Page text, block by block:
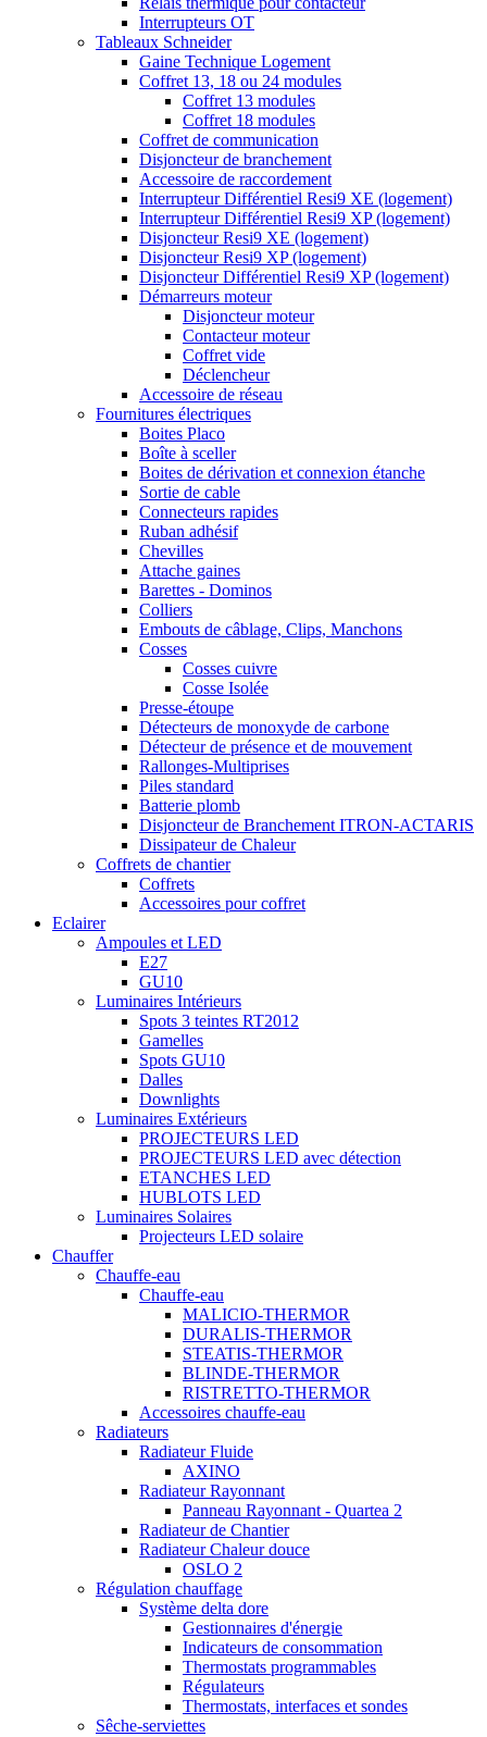
Interrupteurs OT
Tableaux Schneider
Gaine Technique Logement
Coffret 13, 18 ou 24 modules
Coffret 13 modules
Coffret 18 modules
Coffret de communication
Disjoncteur de branchement
Accessoire de raccordement
Interrupteur Différentiel Resi9 XE (logement)
Interrupteur Différentiel Resi9 XP (logement)
Disjoncteur Resi9 XE (logement)
Disjoncteur Resi9 XP (logement)
Disjoncteur Différentiel Resi9 XP (logement)
Démarreurs moteur
Disjoncteur moteur
Contacteur moteur
Coffret vide
Déclencheur
Accessoire de réseau
Fournitures électriques
Boites Placo
Boîte à sceller
Boites de dérivation et connexion étanche
Sortie de cable
Connecteurs rapides
Ruban adhésif
Chevilles
Attache gaines
Barettes - Dominos
Colliers
Embouts de câblage, Clips, Manchons
Cosses
Cosses cuivre
Cosse Isolée
Presse-étoupe
Détecteurs de monoxyde de carbone
Détecteur de présence et de mouvement
Rallonges-Multiprises
Piles standard
Batterie plomb
Disjoncteur de Branchement ITRON-ACTARIS
Dissipateur de Chaleur
Coffrets de chantier
Coffrets
Accessoires pour coffret
Eclairer
Ampoules et LED
E27
GU10
Luminaires Intérieurs
Spots 3 teintes RT2012
Gamelles
Spots GU10
Dalles
Downlights
Luminaires Extérieurs
PROJECTEURS LED
PROJECTEURS LED avec détection
ETANCHES LED
HUBLOTS LED
Luminaires Solaires
Projecteurs LED solaire
Chauffer
Chauffe-eau
Chauffe-eau
MALICIO-THERMOR
DURALIS-THERMOR
STEATIS-THERMOR
BLINDE-THERMOR
RISTRETTO-THERMOR
Accessoires chauffe-eau
Radiateurs
Radiateur Fluide
AXINO
Radiateur Rayonnant
Panneau Rayonnant - Quartea 2
Radiateur de Chantier
Radiateur Chaleur douce
OSLO 2
Régulation chauffage
Système delta dore
Gestionnaires d'énergie
Indicateurs de consommation
Thermostats programmables
Régulateurs
Thermostats, interfaces et sondes
Sêche-serviettes